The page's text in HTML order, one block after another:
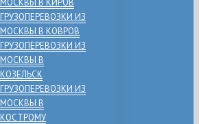
МОСКВЫ В КИРОВ
ГРУЗОПЕРЕВОЗКИ ИЗ
МОСКВЫ В КОВРОВ
ГРУЗОПЕРЕВОЗКИ ИЗ
МОСКВЫ В
КОЗЕЛЬСК
ГРУЗОПЕРЕВОЗКИ ИЗ
МОСКВЫ В
КОСТРОМУ